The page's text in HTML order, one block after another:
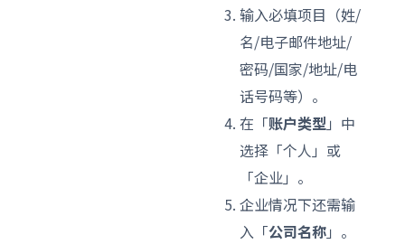
输入必填项目（姓/
名/电子邮件地址/
密码/国家/地址/电
话号码等）。
在「账户类型」中
选择「个人」或
「企业」。
企业情况下还需输
入「公司名称」。